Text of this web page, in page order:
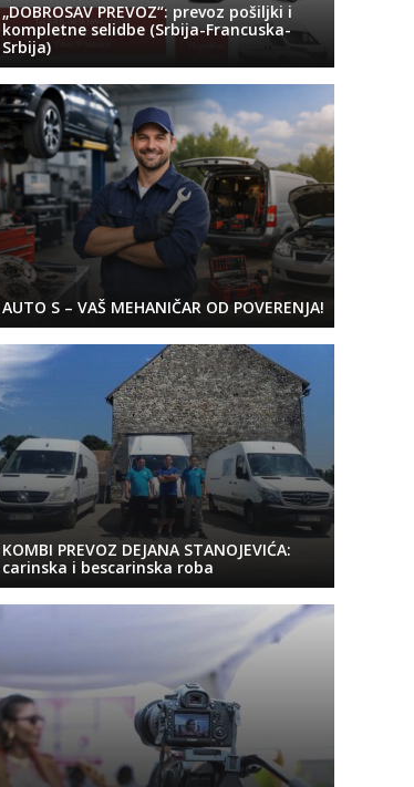
„DOBROSAV PREVOZ“: prevoz pošiljki i
kompletne selidbe (Srbija-Francuska-
Srbija)
AUTO S – VAŠ MEHANIČAR OD POVERENJA!
KOMBI PREVOZ DEJANA STANOJEVIĆA:
carinska i bescarinska roba